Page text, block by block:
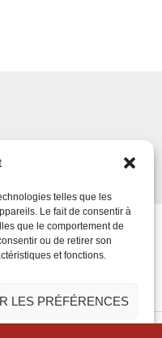
telles que les
Le fait de consentir à
que le comportement de
ou de retirer son
et fonctions.
LES PRÉFÉRENCES